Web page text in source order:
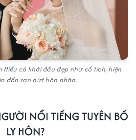
Hiểu có khởi đầu đẹp như cổ tích, hiện
đồn rạn nứt hôn nhân.
NỔI TIẾNG TUYÊN BỐ
LY HÔN?